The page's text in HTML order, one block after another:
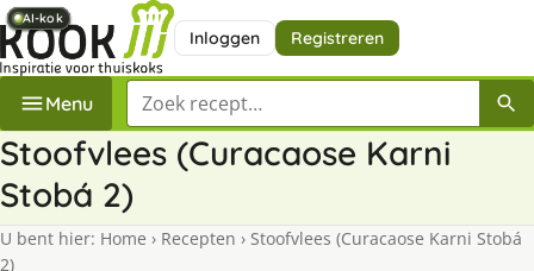
Inloggen Registreren
Menu Zoek een recept
Stoofvlees (Curacaose Karni
Stobá 2)
U bent hier: Home › Recepten › Stoofvlees (Curacaose Karni Stobá
2)
AI-kok
AI-kok
AI-kok
AI-kok
AI-kok
AI-kok
AI-kok
AI-kok